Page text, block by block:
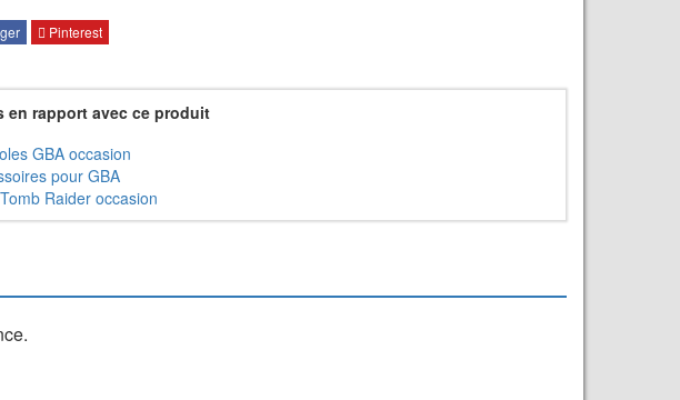
Pinterest
en rapport avec ce produit
GBA occasion
pour GBA
Raider occasion